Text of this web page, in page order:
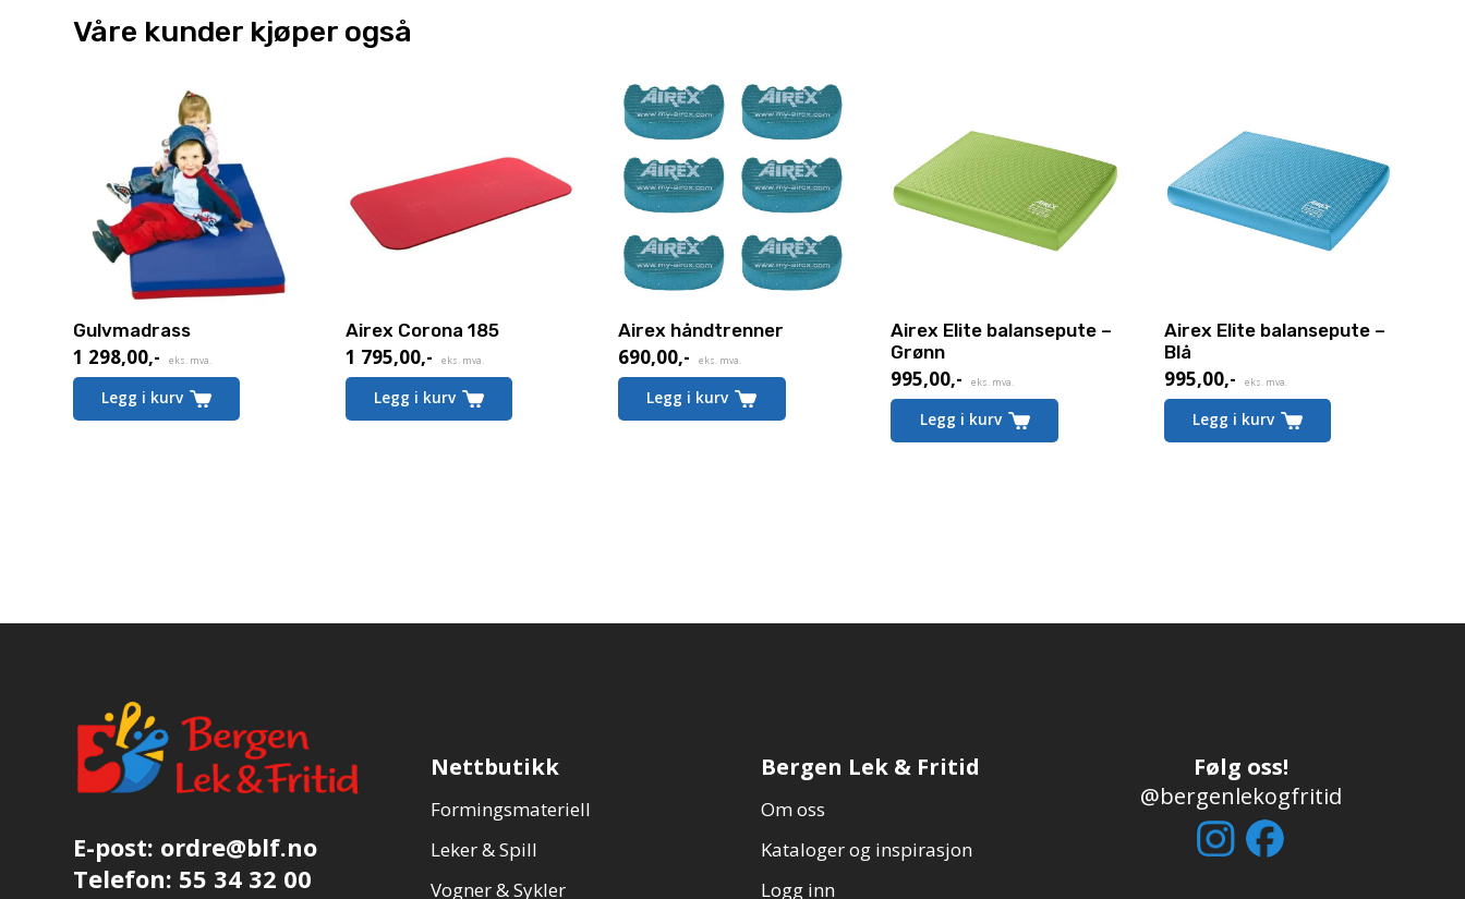
Våre kunder kjøper også
Gulvmadrass
1 298,00,- eks. mva.
Legg i kurv
Airex Corona 185
1 795,00,- eks. mva.
Legg i kurv
Dette
har
Airex håndtrenner
690,00,- eks. mva.
Legg i kurv
Airex Elite balansepute –
Grønn
995,00,- eks. mva.
Legg i kurv
Airex Elite balansepute –
Blå
995,00,- eks. mva.
Legg i kurv
E-post: ordre@blf.no
Telefon: 55 34 32 00
Nettbutikk
Formingsmateriell
Leker & Spill
Vogner & Sykler
Bergen Lek & Fritid
Om oss
Kataloger og inspirasjon
Logg inn
Følg oss!
@bergenlekogfritid